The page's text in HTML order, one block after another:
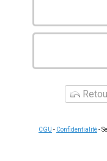
CGU - Confidentialité-